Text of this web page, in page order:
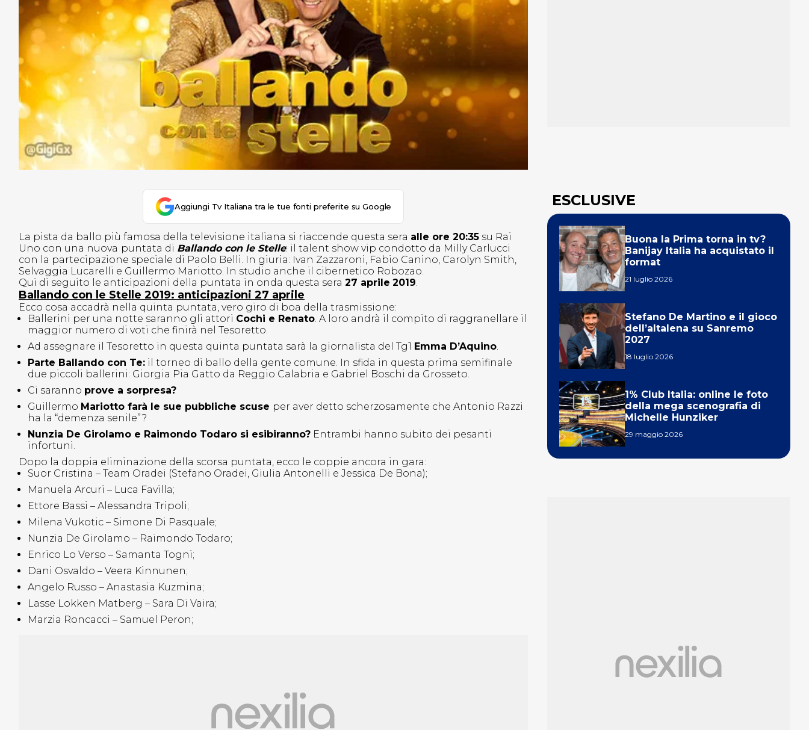
Aggiungi Tv Italiana tra le tue fonti preferite su Google
La pista da ballo più famosa della televisione italiana si riaccende questa sera alle ore 20:35 su Rai
Uno con una nuova puntata di Ballando con le Stelle: il talent show vip condotto da Milly Carlucci
con la partecipazione speciale di Paolo Belli. In giuria: Ivan Zazzaroni, Fabio Canino, Carolyn Smith,
Selvaggia Lucarelli e Guillermo Mariotto. In studio anche il cibernetico Robozao.
Qui di seguito le anticipazioni della puntata in onda questa sera 27 aprile 2019.
Ballando con le Stelle 2019: anticipazioni 27 aprile
Ecco cosa accadrà nella quinta puntata, vero giro di boa della trasmissione:
Ballerini per una notte saranno gli attori Cochi e Renato. A loro andrà il compito di raggranellare il
maggior numero di voti che finirà nel Tesoretto.
Ad assegnare il Tesoretto in questa quinta puntata sarà la giornalista del Tg1 Emma D’Aquino.
Parte Ballando con Te: il torneo di ballo della gente comune. In sfida in questa prima semifinale
due piccoli ballerini: Giorgia Pia Gatto da Reggio Calabria e Gabriel Boschi da Grosseto.
Ci saranno prove a sorpresa?
Guillermo Mariotto farà le sue pubbliche scuse per aver detto scherzosamente che Antonio Razzi
ha la “demenza senile”?
Nunzia De Girolamo e Raimondo Todaro si esibiranno? Entrambi hanno subito dei pesanti
infortuni.
Dopo la doppia eliminazione della scorsa puntata, ecco le coppie ancora in gara:
Suor Cristina – Team Oradei (Stefano Oradei, Giulia Antonelli e Jessica De Bona);
Manuela Arcuri – Luca Favilla;
Ettore Bassi – Alessandra Tripoli;
Milena Vukotic – Simone Di Pasquale;
Nunzia De Girolamo – Raimondo Todaro;
Enrico Lo Verso – Samanta Togni;
Dani Osvaldo – Veera Kinnunen;
Angelo Russo – Anastasia Kuzmina;
Lasse Lokken Matberg – Sara Di Vaira;
Marzia Roncacci – Samuel Peron;
ESCLUSIVE
Buona la Prima torna in tv?
Banijay Italia ha acquistato il
format
21 luglio 2026
Stefano De Martino e il gioco
dell’altalena su Sanremo
2027
18 luglio 2026
1% Club Italia: online le foto
della mega scenografia di
Michelle Hunziker
29 maggio 2026